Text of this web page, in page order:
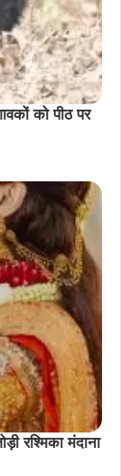
को पीठ पर
रश्मिका मंदाना